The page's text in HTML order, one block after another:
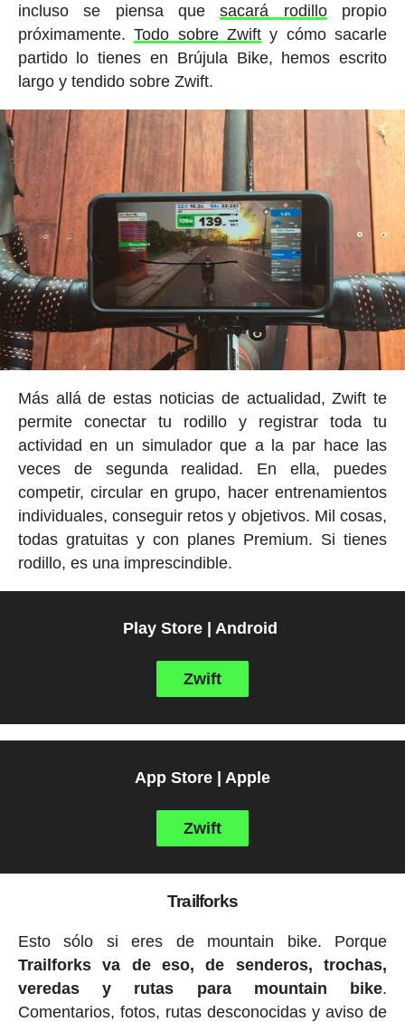
incluso se piensa quesacará rodillopropio
próximamente.Todo sobre Zwift y cómo sacarle
partido lo tienes en Brújula Bike, hemos escrito
largo y tendido sobre Zwift.
Más allá de estas noticias de actualidad, Zwift te
permite conectar tu rodillo y registrar toda tu
actividad en un simulador que a la par hace las
veces de segunda realidad. En ella, puedes
competir, circular en grupo, hacer entrenamientos
individuales, conseguir retos y objetivos. Mil cosas,
todas gratuitas y con planes Premium. Si tienes
rodillo, es una imprescindible.
Play Store | Android
Zwift
App Store | Apple
Zwift
Trailforks
Esto sólo si eres de mountain bike. Porque
Trailforks va de eso, de senderos, trochas,
veredas y rutas para mountain bike.
Comentarios, fotos, rutas desconocidas y aviso de